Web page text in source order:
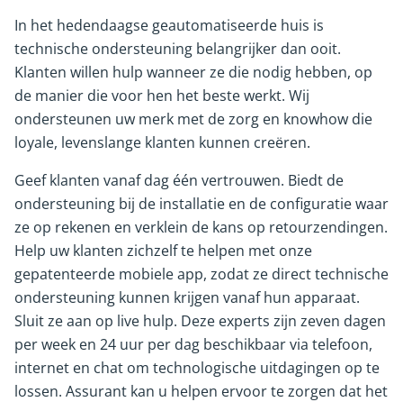
In het hedendaagse geautomatiseerde huis is
technische ondersteuning belangrijker dan ooit.
Klanten willen hulp wanneer ze die nodig hebben, op
de manier die voor hen het beste werkt. Wij
ondersteunen uw merk met de zorg en knowhow die
loyale, levenslange klanten kunnen creëren.
Geef klanten vanaf dag één vertrouwen. Biedt de
ondersteuning bij de installatie en de configuratie waar
ze op rekenen en verklein de kans op retourzendingen.
Help uw klanten zichzelf te helpen met onze
gepatenteerde mobiele app, zodat ze direct technische
ondersteuning kunnen krijgen vanaf hun apparaat.
Sluit ze aan op live hulp. Deze experts zijn zeven dagen
per week en 24 uur per dag beschikbaar via telefoon,
internet en chat om technologische uitdagingen op te
lossen. Assurant kan u helpen ervoor te zorgen dat het